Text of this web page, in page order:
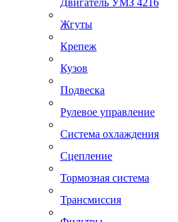
Двигатель УМЗ 4216
Жгуты
Крепеж
Кузов
Подвеска
Рулевое управление
Система охлаждения
Сцепление
Тормозная система
Трансмиссия